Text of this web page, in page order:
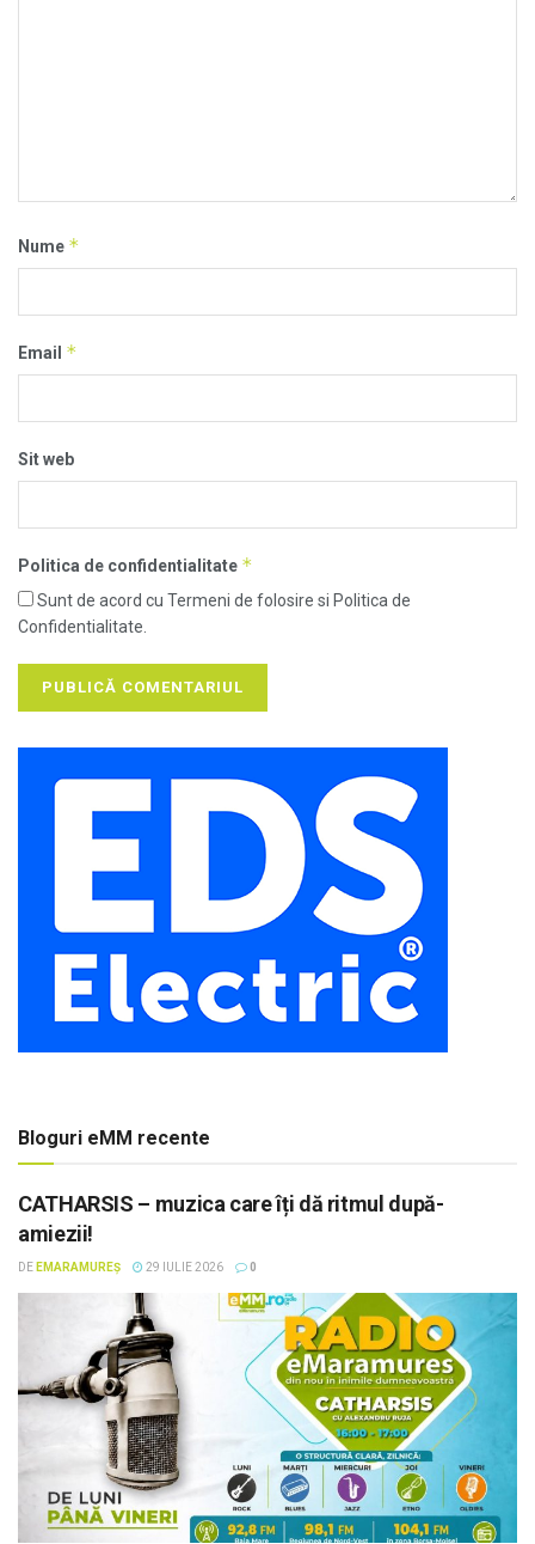
Nume *
Email *
Sit web
Politica de confidentialitate *
Sunt de acord cu Termeni de folosire si Politica de
Confidentialitate.
Bloguri eMM recente
CATHARSIS – muzica care îți dă ritmul după-
amiezii!
DE EMARAMUREȘ 29 IULIE 2026 0